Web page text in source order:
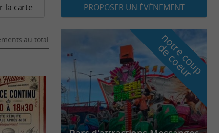
la carte
au total
PROPOSER UN ÉVÈNEMENT
n
o
t
r
e
c
o
u
p
d
e
c
o
e
u
r